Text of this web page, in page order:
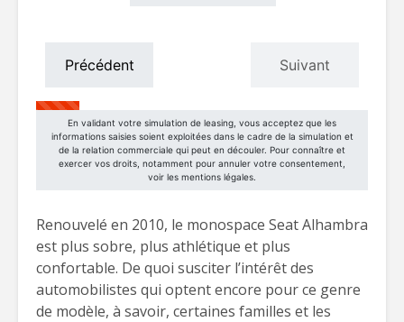
Renouvelé en 2010, le monospace Seat Alhambra
est plus sobre, plus athlétique et plus
confortable. De quoi susciter l’intérêt des
automobilistes qui optent encore pour ce genre
de modèle, à savoir, certaines familles et les